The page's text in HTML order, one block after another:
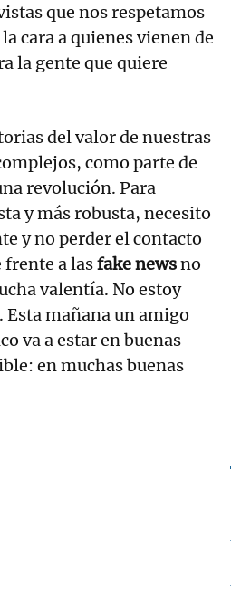
que nos respetamos
cara a quienes vienen de
la gente que quiere
del valor de nuestras
como parte de
revolución. Para
y más robusta, necesito
y no perder el contacto
frente a lasfake newsno
valentía. No estoy
mañana un amigo
va a estar en buenas
en muchas buenas